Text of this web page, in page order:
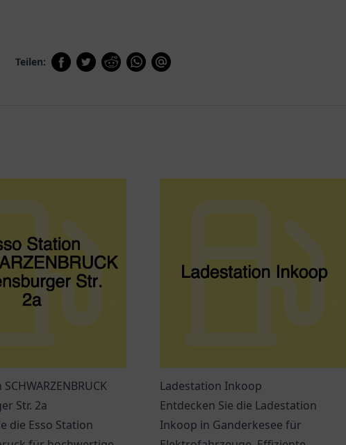
Teilen:
Str. 2a
die Esso Station
Ladestation Inkoop
Entdecken Sie die Ladestation
Inkoop in Ganderkesee für